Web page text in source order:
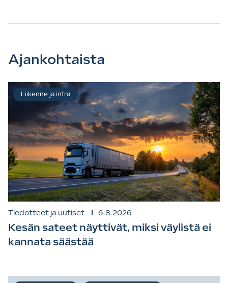
Ajankohtaista
Tiedotteet ja uutiset 6.8.2026
Kesän sateet näyttivät, miksi väylistä ei
kannata säästää
Liikenne ja infra